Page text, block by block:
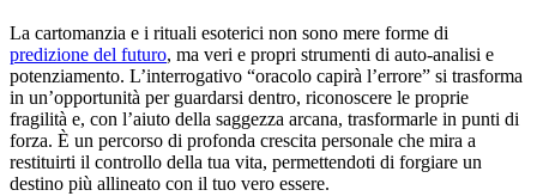
La cartomanzia e i rituali esoterici non sono mere forme di
predizione del futuro, ma veri e propri strumenti di auto-analisi e
potenziamento. L’interrogativo “oracolo capirà l’errore” si trasforma
in un’opportunità per guardarsi dentro, riconoscere le proprie
fragilità e, con l’aiuto della saggezza arcana, trasformarle in punti di
forza. È un percorso di profonda crescita personale che mira a
restituirti il controllo della tua vita, permettendoti di forgiare un
destino più allineato con il tuo vero essere.